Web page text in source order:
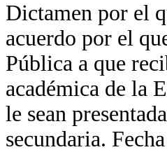
Dictamen por el
acuerdo por el
Pública a que
académica de la
le sean
secundaria.